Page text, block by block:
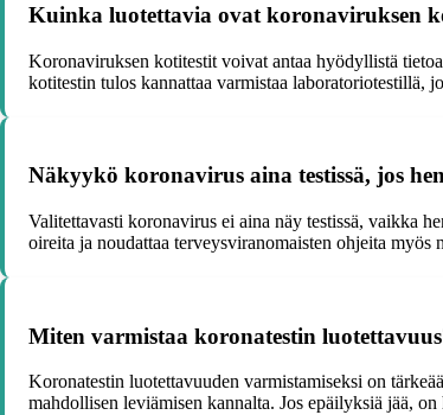
Kuinka luotettavia ovat koronaviruksen
Koronaviruksen kotitestit voivat antaa hyödyllistä
kotitestin tulos kannattaa varmistaa laboratoriotestillä,
Näkyykö koronavirus aina testissä, jos
Valitettavasti koronavirus ei aina näy testissä, vaikka
oireita ja noudattaa terveysviranomaisten ohjeita myös
Miten varmistaa koronatestin
Koronatestin luotettavuuden varmistamiseksi on
mahdollisen leviämisen kannalta. Jos epäilyksiä jää,